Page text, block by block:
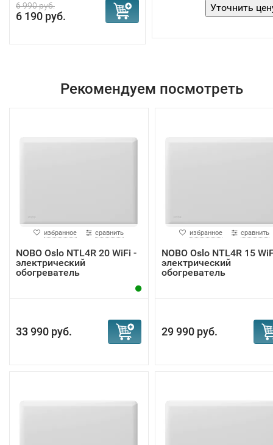
6 990 руб.
6 190 руб.
Рекомендуем посмотреть
избранное сравнить
NOBO Oslo NTL4R 20 WiFi -
электрический
обогреватель
33 990 руб.
избранное сравнить
NOBO Oslo NTL4R 15
электрический
обогреватель
29 990 руб.